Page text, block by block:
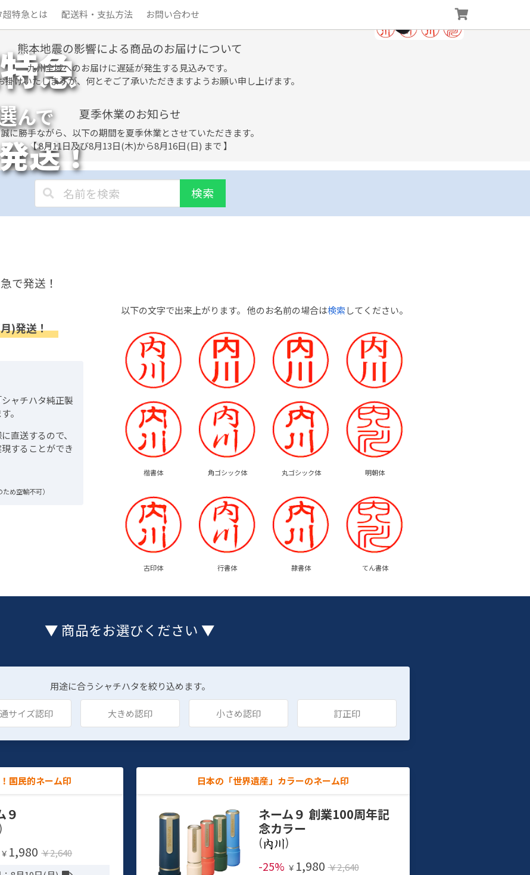
超特急とは 配送料・支払方法 お問い合わせ
急
んで
送！
熊本地震の影響による商品のお届けについて
九州全域へのお届けに遅延が発生する見込みです。
掛けいたしますが、何とぞご了承いただきますようお願い申し上げます。
夏季休業のお知らせ
誠に勝手ながら、以下の期間を夏季休業とさせていただきます。
【 8月11日及び8月13日(木)から8月16日(日) まで 】
検索
で発送！
以下の文字で出来上がります。 他のお名前の場合は検索してください。
楷書体 角ゴシック体 丸ゴシック体 明朝体
古印体 行書体 隷書体 てん書体
)発送！
ャチハタ純正製
。
直送するので、
することができ
め空輸不可）
▼ 商品をお選びください ▼
用途に合うシャチハタを絞り込めます。
サイズ認印 大きめ認印 小さめ認印 訂正印
国民的ネーム印
９
)
￥ 1,980 ￥2,640
日本の「世界遺産」カラーのネーム印
ネーム９ 創業100周年記
念カラー
(
)
-25% ￥ 1,980 ￥2,640